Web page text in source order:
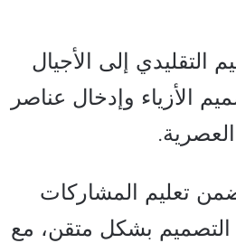
إلى الأجيال
الأزياء وإدخال عناصر
تعليم المشاركات
التصميم بشكل متقن، مع